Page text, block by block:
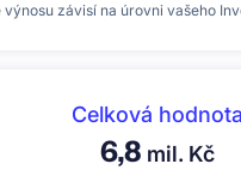
výnosu závisí na úrovni vašeho
Celková hodnota
6,8 mil. Kč